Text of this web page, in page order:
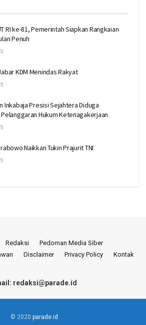
RI ke-81, Pemerintah Siapkan Rangkaian
Penuh
KDM Menindas Rakyat
Inkabaja Presisi Sejahtera Diduga
Hukum Ketenagakerjaan
Naikkan Tukin Prajurit TNI
Redaksi
Pedoman Media Siber
Disclaimer Privacy Policy Kontak
redaksi@parade.id
© 2020 parade.id